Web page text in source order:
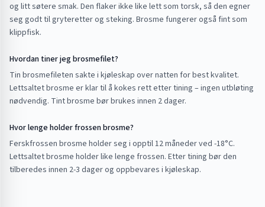
og litt søtere smak. Den flaker ikke like lett som torsk, så den egner
seg godt til gryteretter og steking. Brosme fungerer også fint som
klippfisk.
Hvordan tiner jeg brosmefilet?
Tin brosmefileten sakte i kjøleskap over natten for best kvalitet.
Lettsaltet brosme er klar til å kokes rett etter tining – ingen utbløting
nødvendig. Tint brosme bør brukes innen 2 dager.
Hvor lenge holder frossen brosme?
Ferskfrossen brosme holder seg i opptil 12 måneder ved -18°C.
Lettsaltet brosme holder like lenge frossen. Etter tining bør den
tilberedes innen 2-3 dager og oppbevares i kjøleskap.